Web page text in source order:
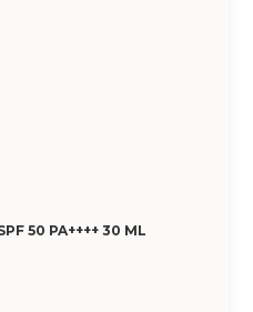
50 PA++++ 30 ML